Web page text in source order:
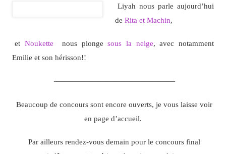
Liyah nous parle aujourd’hui
de Rita et Machin,
et Noukette nous plongesous la neige, avec notamment
Emilie et son hérisson!!
————————————————
Beaucoup de concours sont encore ouverts, je vous laisse voir
en page d’accueil.
Par ailleurs rendez-vous demain pour le concours final